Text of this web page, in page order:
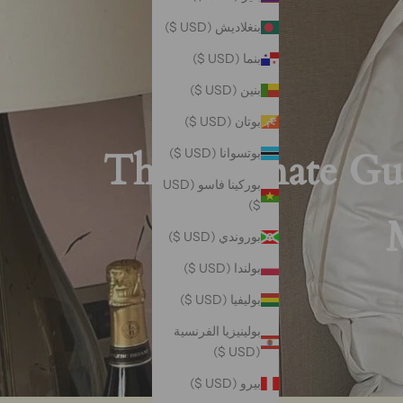
بنغلاديش (USD $)
بنما (USD $)
بنين (USD $)
بوتان (USD $)
بوتسوانا (USD $)
بوركينا فاسو (USD
$)
بوروندي (USD $)
بولندا (USD $)
بوليفيا (USD $)
بولينيزيا الفرنسية
(USD $)
بيرو (USD $)
The Ultimate